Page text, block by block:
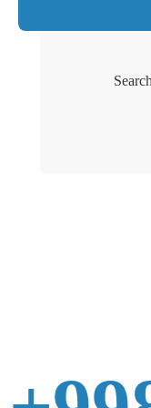
Search